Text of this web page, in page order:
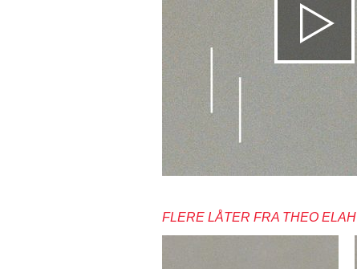
FLERE LÅTER FRA THEO ELAH